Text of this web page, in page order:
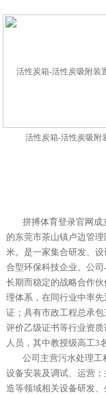
活性炭箱-活性炭吸附
拼搏体育登录官网成
的东莞市茶山镇卢边管
米。是一家集合研发、
合型环保科技企业。 公司
长期而稳定的战略合作
理体系，在同行业中率先
证；具有市政工程总承
评价乙级证书等行业资
人员，其中教授级高工3
公司主营污水处理工
设备安装及调试、运营
造等领域相关设备研发、